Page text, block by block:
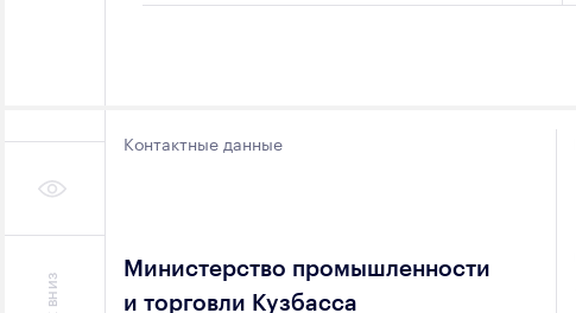
Контактные данные
Министерство промышленности
и торговли Кузбасса